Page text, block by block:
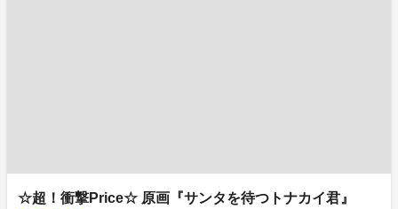
☆超！衝撃Price☆ 原画『サンタを待つトナカイ君』